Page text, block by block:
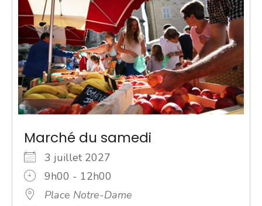
Marché du samedi
3 juillet 2027
9h00 - 12h00
Place Notre-Dame